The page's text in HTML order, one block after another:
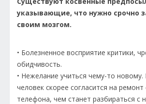
указывающие, что нужно срочно
своим мозгом.
• Болезненное восприятие критики,
обидчивость.
• Нежелание учиться чему-то
человек скорее согласится на ремонт
телефона, чем станет разбираться с